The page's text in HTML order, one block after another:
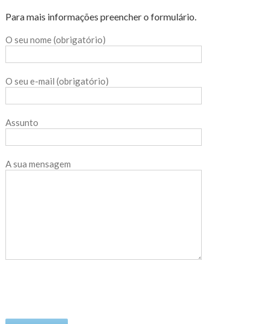
Para mais informações preencher o formulário.
O seu nome (obrigatório)
O seu e-mail (obrigatório)
Assunto
A sua mensagem